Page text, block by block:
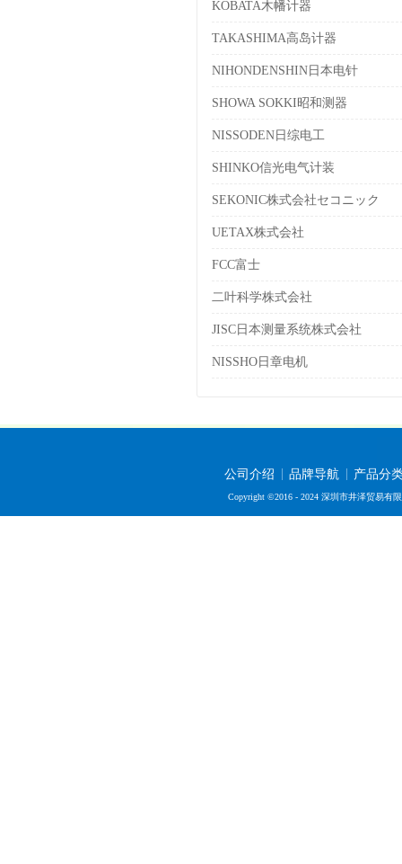
KOBATA木幡计器
TAKASHIMA高岛计器
NIHONDENSHIN日本电针
SHOWA SOKKI昭和测器
NISSODEN日综电工
SHINKO信光电气计装
SEKONIC株式会社セコニック
UETAX株式会社
FCC富士
二叶科学株式会社
JISC日本测量系统株式会社
NISSHO日章电机
公司介绍 品牌导航 产品分
Copyright ©2016 - 2024 深圳市井泽贸易有